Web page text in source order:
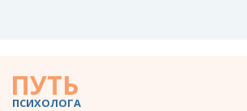
ПУТЬ
ПСИХОЛОГА